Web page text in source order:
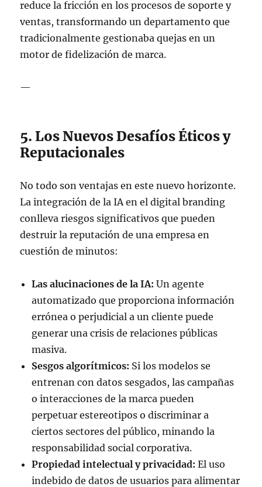
reduce la fricción en los procesos de soporte y
ventas, transformando un departamento que
tradicionalmente gestionaba quejas en un
motor de fidelización de marca.
—
5. Los Nuevos Desafíos Éticos y
Reputacionales
No todo son ventajas en este nuevo horizonte.
La integración de la IA en el digital branding
conlleva riesgos significativos que pueden
destruir la reputación de una empresa en
cuestión de minutos:
Las alucinaciones de la IA: Un agente
automatizado que proporciona información
errónea o perjudicial a un cliente puede
generar una crisis de relaciones públicas
masiva.
Sesgos algorítmicos: Si los modelos se
entrenan con datos sesgados, las campañas
o interacciones de la marca pueden
perpetuar estereotipos o discriminar a
ciertos sectores del público, minando la
responsabilidad social corporativa.
Propiedad intelectual y privacidad: El uso
indebido de datos de usuarios para alimentar